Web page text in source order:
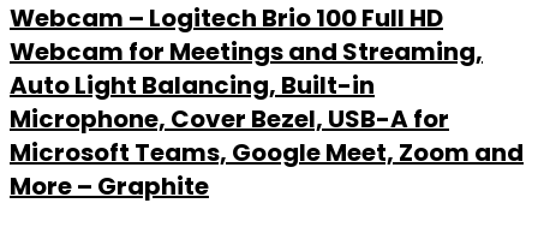
Webcam – Logitech Brio 100 Full HD
Webcam for Meetings and Streaming,
Auto Light Balancing, Built-in
Microphone, Cover Bezel, USB-A for
Microsoft Teams, Google Meet, Zoom and
More – Graphite